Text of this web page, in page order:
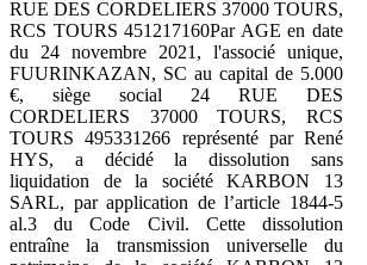
RUE DES CORDELIERS 37000 TOURS,
RCS TOURS 451217160Par AGE en date
du 24 novembre 2021, l'associé unique,
FUURINKAZAN, SC au capital de 5.000
€, siège social 24 RUE DES
CORDELIERS 37000 TOURS, RCS
TOURS 495331266 représenté par René
HYS, a décidé la dissolution sans
liquidation de la société KARBON 13
SARL, par application de l’article 1844-5
al.3 du Code Civil. Cette dissolution
entraîne la transmission universelle du